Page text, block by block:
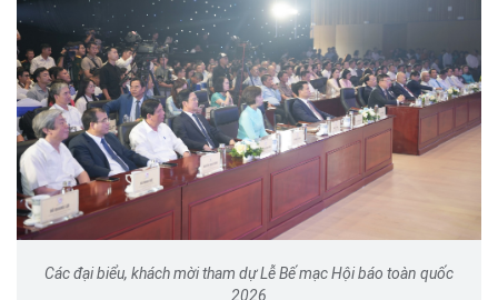
Các đại biểu, khách mời tham dự Lễ Bế mạc Hội báo toàn quốc
2026